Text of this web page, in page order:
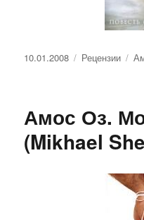
Опубликовано
10.01.2008 Рубрики
Рецензии
Амос Оз.
(Mikhael